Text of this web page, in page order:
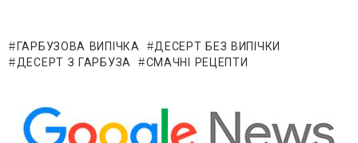
ГАРБУЗОВА ВИПІЧКА
ДЕСЕРТ БЕЗ ВИПІЧКИ
ДЕСЕРТ З ГАРБУЗА
СМАЧНІ РЕЦЕПТИ